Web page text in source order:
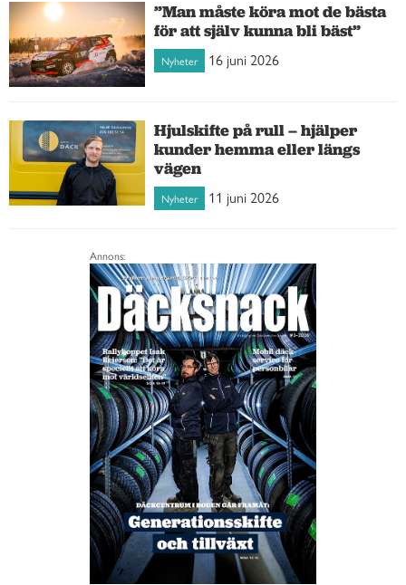
”Man måste köra mot de bästa
för att själv kunna bli bäst”
Nyheter 16 juni 2026
Hjulskifte på rull – hjälper
kunder hemma eller längs
vägen
Nyheter 11 juni 2026
Annons: